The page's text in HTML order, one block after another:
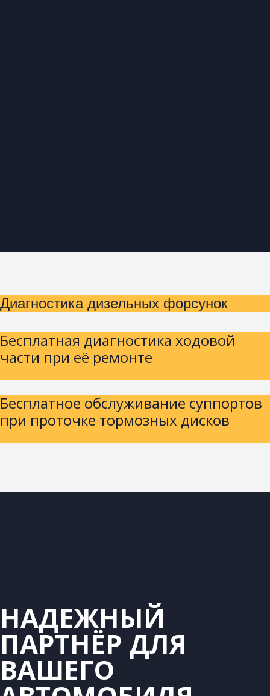
Диагностика дизельных форсунок
Бесплатная диагностика ходовой
части при её ремонте
Бесплатное обслуживание суппортов
при проточке тормозных дисков
НАДЕЖНЫЙ
ПАРТНЁР ДЛЯ
ВАШЕГО